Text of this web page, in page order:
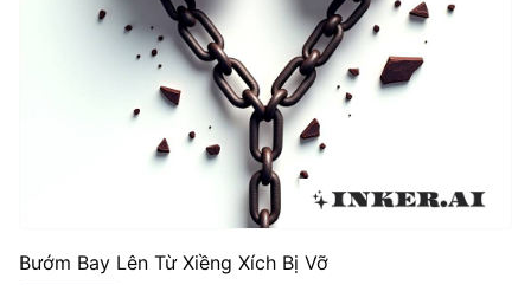
Bướm Bay Lên Từ Xiềng Xích Bị Vỡ